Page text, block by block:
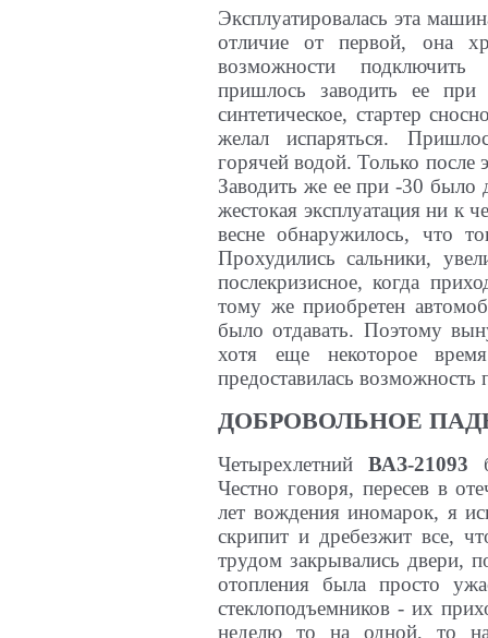
Эксплуатировалась эта
отличие от первой, она
возможности подключить
пришлось заводить ее
синтетическое, стартер
желал испаряться.
горячей водой. Только после
Заводить же ее при -30 было
жестокая эксплуатация ни к
весне обнаружилось, что
Прохудились сальники,
послекризисное, когда
тому же приобретен
было отдавать. Поэтому
хотя еще некоторое
предоставилась возможность
ДОБРОВОЛЬНОЕ
ЧетырехлетнийВАЗ-21093
Честно говоря, пересев в
лет вождения иномарок, я
скрипит и дребезжит все,
трудом закрывались двери,
отопления была просто
стеклоподъемников - их
неделю то на одной, то